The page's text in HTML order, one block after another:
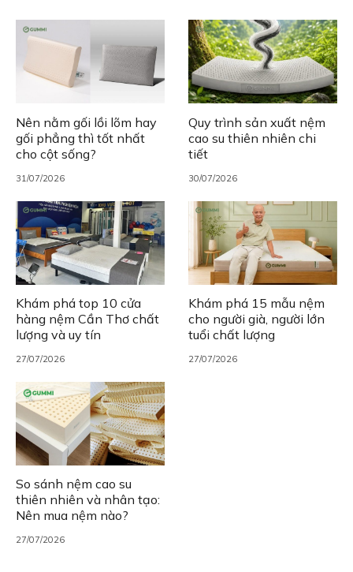
Nên nằm gối lồi lõm hay
gối phẳng thì tốt nhất
cho cột sống?
31/07/2026
Quy trình sản xuất nệm
cao su thiên nhiên chi
tiết
30/07/2026
Khám phá top 10 cửa
hàng nệm Cần Thơ chất
lượng và uy tín
27/07/2026
Khám phá 15 mẫu nệm
cho người già, người lớn
tuổi chất lượng
27/07/2026
So sánh nệm cao su
thiên nhiên và nhân tạo:
Nên mua nệm nào?
27/07/2026